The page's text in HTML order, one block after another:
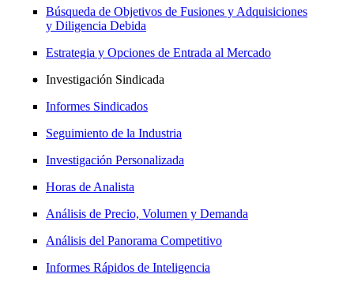
Búsqueda de Objetivos de Fusiones y Adquisiciones
y Diligencia Debida
Estrategia y Opciones de Entrada al Mercado
Investigación Sindicada
Informes Sindicados
Seguimiento de la Industria
Investigación Personalizada
Horas de Analista
Análisis de Precio, Volumen y Demanda
Análisis del Panorama Competitivo
Informes Rápidos de Inteligencia